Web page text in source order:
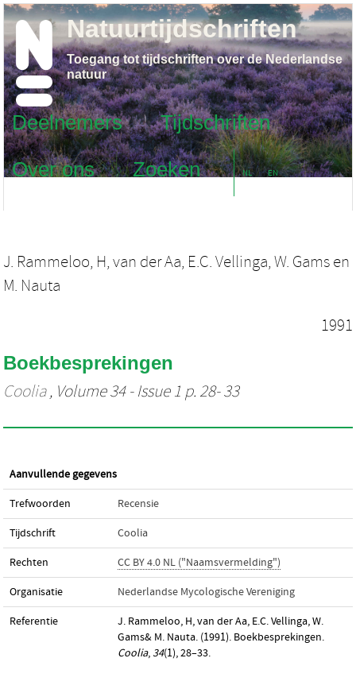
Deelnemers
Tijdschriften
Over ons
Zoeken NL EN
Natuurtijdschriften
Toegang tot tijdschriften over de Nederlandse
natuur
J. Rammeloo, H, van der Aa, E.C. Vellinga,W. Gams en
M. Nauta
1991
Boekbesprekingen
Coolia, Volume 34 - Issue 1 p. 28- 33
Aanvullende gegevens
Trefwoorden Recensie
Tijdschrift Coolia
Rechten CC BY 4.0 NL ("Naamsvermelding")
Organisatie Nederlandse Mycologische Vereniging
Referentie
J. Rammeloo, H, van der Aa, E.C. Vellinga, W.
Gams& M. Nauta. (1991). Boekbesprekingen.
Coolia, 34(1), 28–33.